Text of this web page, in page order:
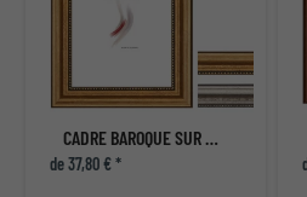
CADRE BAROQUE SUR MESURE GOLDHAWK ROAD
de 37,80 € *